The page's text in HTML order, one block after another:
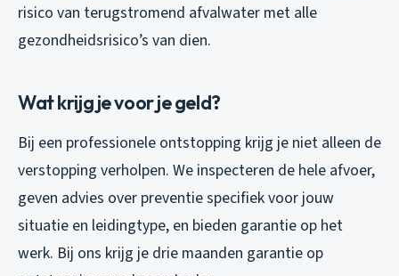
risico van terugstromend afvalwater met alle
gezondheidsrisico’s van dien.
Wat krijg je voor je geld?
Bij een professionele ontstopping krijg je niet alleen de
verstopping verholpen. We inspecteren de hele afvoer,
geven advies over preventie specifiek voor jouw
situatie en leidingtype, en bieden garantie op het
werk. Bij ons krijg je drie maanden garantie op